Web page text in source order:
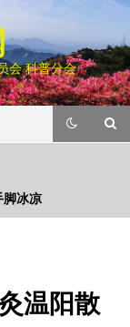
会 科普分会
脚冰凉
温阳散